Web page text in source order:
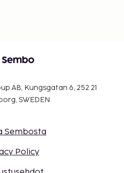
AB, Kungsgatan 6, 252 21
SWEDEN
Sembosta
Policy